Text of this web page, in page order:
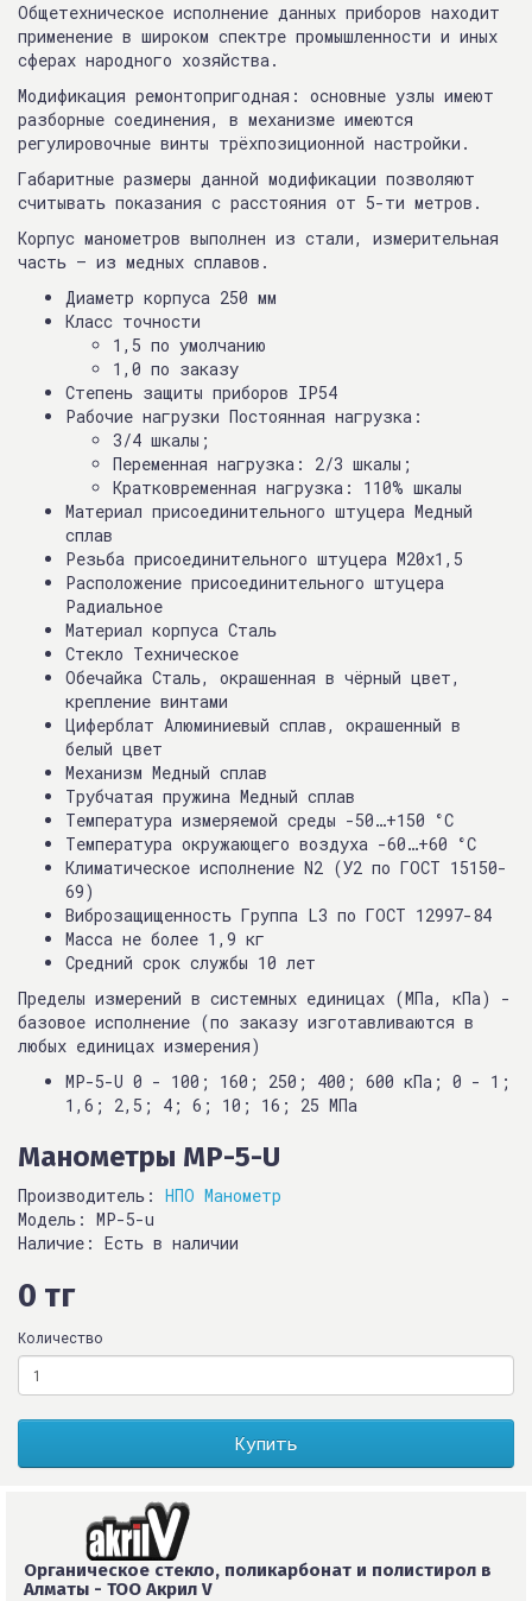
Общетехническое исполнение данных приборов находит
применение в широком спектре промышленности и иных
сферах народного хозяйства.
Модификация ремонтопригодная: основные узлы имеют
разборные соединения, в механизме имеются
регулировочные винты трёхпозиционной настройки.
Габаритные размеры данной модификации позволяют
считывать показания с расстояния от 5-ти метров.
Корпус манометров выполнен из стали, измерительная
часть – из медных сплавов.
Диаметр корпуса 250 мм
Класс точности
1,5 по умолчанию
1,0 по заказу
Степень защиты приборов IP54
Рабочие нагрузки Постоянная нагрузка:
3/4 шкалы;
Переменная нагрузка: 2/3 шкалы;
Кратковременная нагрузка: 110% шкалы
Материал присоединительного штуцера Медный
сплав
Резьба присоединительного штуцера M20x1,5
Расположение присоединительного штуцера
Радиальное
Материал корпуса Сталь
Стекло Техническое
Обечайка Сталь, окрашенная в чёрный цвет,
крепление винтами
Циферблат Алюминиевый сплав, окрашенный в
белый цвет
Механизм Медный сплав
Трубчатая пружина Медный сплав
Температура измеряемой среды -50…+150 °С
Температура окружающего воздуха -60…+60 °С
Климатическое исполнение N2 (У2 по ГОСТ 15150-
69)
Виброзащищенность Группа L3 по ГОСТ 12997-84
Масса не более 1,9 кг
Средний срок службы 10 лет
Пределы измерений в системных единицах (МПа, кПа) -
базовое исполнение (по заказу изготавливаются в
любых единицах измерения)
MP-5-U 0 - 100; 160; 250; 400; 600 кПа; 0 - 1;
1,6; 2,5; 4; 6; 10; 16; 25 МПа
Манометры MP-5-U
Производитель: НПО Манометр
Модель: MP-5-u
Наличие: Есть в наличии
0 тг
Количество
Купить
Органическое стекло, поликарбонат и полистирол в
Алматы - ТОО Акрил V